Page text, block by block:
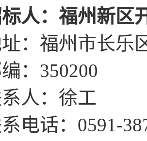
人：福州新区
：福州市长乐
： 350200
人：徐工
电话： 0591-